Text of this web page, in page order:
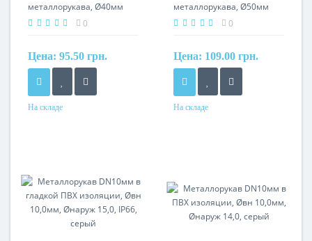
металлорукава, Ø40мм
0
Цена: 95.50 грн.
На складе
металлорукава, Ø50мм
0
Цена: 109.00 грн.
На складе